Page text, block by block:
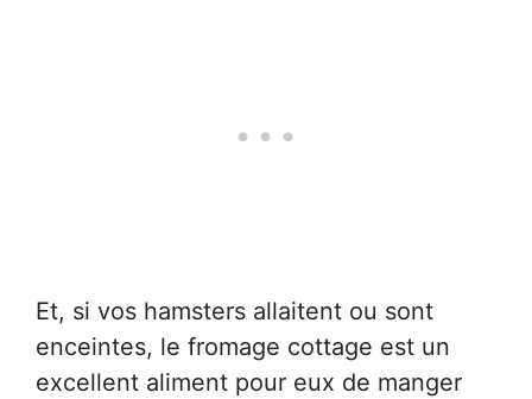
Et, si vos hamsters allaitent ou sont
enceintes, le fromage cottage est un
excellent aliment pour eux de manger